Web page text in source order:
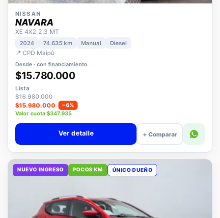
NISSAN
NAVARA
XE 4X2 2.3 MT
2024 74.635 km
📍 CPD Maipú
Desde · con financiamiento
$15.780.000
Lista
$16.980.000
$15.980.000
−6%
Valor cuota $347.935
+ Comparar
NUEVO INGRESO POCOS KM